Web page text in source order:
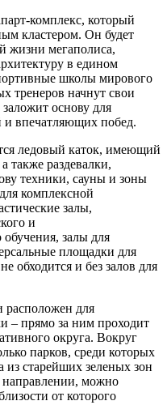
комплекс, который
кластером. Он будет
жизни мегаполиса,
в едином
школы мирового
тренеров начнут свои
основу для
впечатляющих побед.
ледовый каток, имеющий
также раздевалки,
техники, сауны и зоны
комплексной
залы,
и
залы для
площадки для
обходится и без залов для
расположен для
– прямо за ним проходит
округа. Вокруг
парков, среди которых
из старейших зеленых зон
можно
от которого